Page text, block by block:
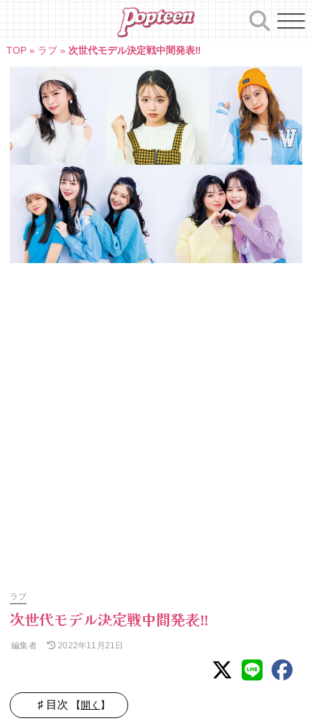
TOP» ラブ» 次世代モデル決定戦中間発表‼︎
ラブ
次世代モデル決定戦中間発表‼︎
編集者 2022年11月21日
♯ 目次 【開く 】